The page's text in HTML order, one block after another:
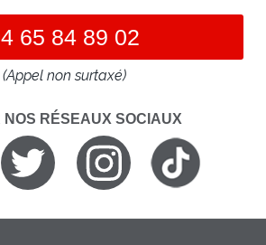
65 84 89 02
(Appel non surtaxé)
NOS RÉSEAUX SOCIAUX